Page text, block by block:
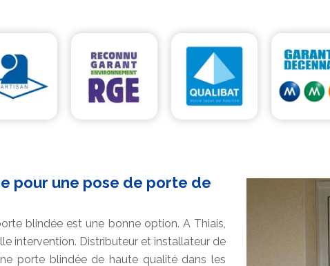
pour une pose de porte de
blindée est une bonne option. A Thiais,
intervention. Distributeur et installateur de
porte blindée de haute qualité dans les